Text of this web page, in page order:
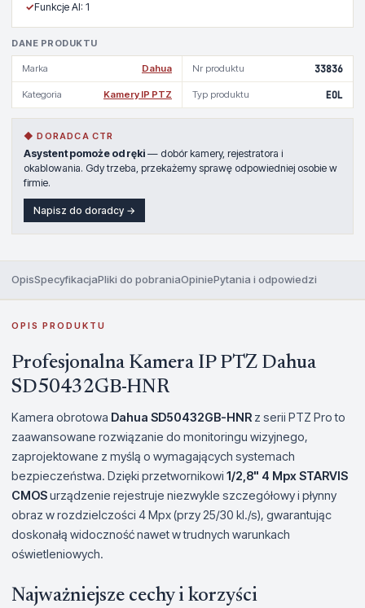
✓Funkcje AI: 1
DANE PRODUKTU
Marka Dahua Nr produktu 33836
Kategoria Kamery IP PTZ Typ produktu EOL
◆ DORADCA CTR
Asystent pomoże od ręki — dobór kamery, rejestratora i
okablowania. Gdy trzeba, przekażemy sprawę odpowiedniej osobie w
firmie.
Napisz do doradcy →
OpisSpecyfikacjaPliki do pobraniaOpiniePytania i odpowiedzi
OPIS PRODUKTU
Profesjonalna Kamera IP PTZ Dahua
SD50432GB-HNR
Kamera obrotowa Dahua SD50432GB-HNR z serii PTZ Pro to
zaawansowane rozwiązanie do monitoringu wizyjnego,
zaprojektowane z myślą o wymagających systemach
bezpieczeństwa. Dzięki przetwornikowi 1/2,8" 4 Mpx STARVIS
CMOSurządzenie rejestruje niezwykle szczegółowy i płynny
obraz w rozdzielczości 4 Mpx (przy 25/30 kl./s), gwarantując
doskonałą widoczność nawet w trudnych warunkach
oświetleniowych.
Najważniejsze cechy i korzyści